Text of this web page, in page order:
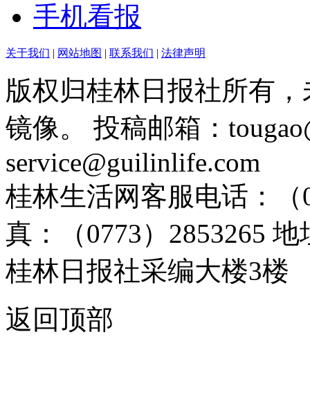
手机看报
关于我们 | 网站地图 | 联系我们 | 法律声明
版权归桂林日报社所有
镜像。 投稿邮箱：
service@guilinlife.com
桂林生活网客服电话：（
真：（0773）2853265
桂林日报社采编大楼3楼
返回顶部